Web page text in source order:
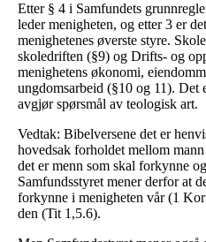
Etter § 4 i Samfundets
leder menigheten, og etter 3 er
menighetenes øverste styre.
skoledriften (§9) og Drifts- og
menighetens økonomi,
ungdomsarbeid (§10 og 11). Det
avgjør spørsmål av teologisk art.
Vedtak: Bibelversene det er
hovedsak forholdet mellom
det er menn som skal forkynne
Samfundsstyret mener derfor at
forkynne i menigheten vår (1
den (Tit 1,5.6).